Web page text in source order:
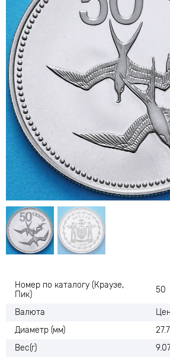
Номер по каталогу (Краузе,
Пик)
50
Валюта
Диаметр (мм)
Вес(г)